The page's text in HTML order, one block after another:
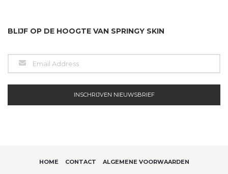
BLIJF OP DE HOOGTE VAN SPRINGY SKIN
HOME CONTACT ALGEMENE VOORWAARDEN